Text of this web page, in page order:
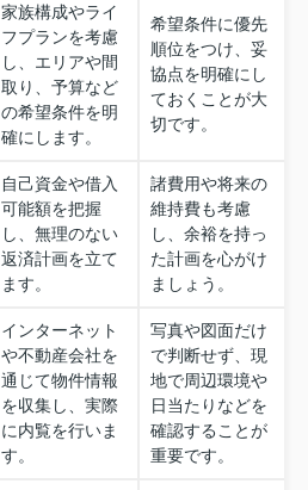
家族構成やライ
フプランを考慮
し、エリアや間
取り、予算など
の希望条件を明
確にします。
希望条件に優先
順位をつけ、妥
協点を明確にし
ておくことが大
切です。
自己資金や借入
可能額を把握
し、無理のない
返済計画を立て
ます。
諸費用や将来の
維持費も考慮
し、余裕を持っ
た計画を心がけ
ましょう。
インターネット
や不動産会社を
通じて物件情報
を収集し、実際
に内覧を行いま
す。
写真や図面だけ
で判断せず、現
地で周辺環境や
日当たりなどを
確認することが
重要です。